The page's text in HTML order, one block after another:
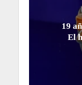
19
El